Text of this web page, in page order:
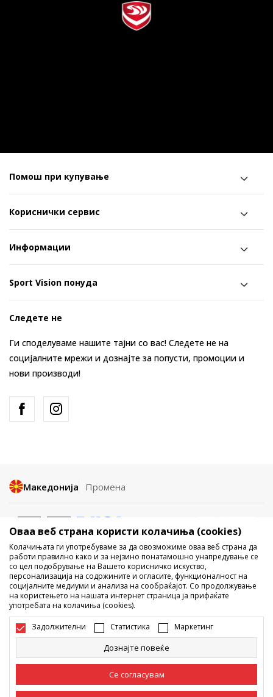
Помош при купување
Кориснички сервис
Информации
Sport Vision понуда
Следете не
Ги споделуваме нашите тајни со вас! Следете не на
социјалните мрежи и дознајте за попусти, промоции и
нови производи!
Македонија Промена
Не е дозволено превземање или користење на содржината од
интернет страните на Sport Vision, делумно или целосно a се
однесува на логоа, трговски марки, комерцијални содржини, ниту
истите да се отстапуваат на трети лица, јавно да се објавуваат или да
се користат за било какви цели, без писмена согласност од БДС.МК
ДООЕЛ.
Настојуваме да бидеме што попрецизни во описот на производот,
фотографијата и самата цена, но не можеме да гарантираме дака
сите информации се комплетни и без грешка. Сите прикажани
дека мораат да се достапни во секој момент. Достапноста на
производите може да ја проверите и на телефонскиот број 02 3055
Оваа веб страна користи колачиња (cookies)
Колачињата ги употребуваме за да овозможиме оваа веб страна да
работи правилно како и за нејзино понатамошно унапредување се
со цел подобрување на Вашето корисничко искуство,
персонализација на содржините и огласите, функционалност на
социјалните медиуми и анализа на сообраќајот. Со продолжување
на користењето на нашата интернет страница ја прифаќате
употребата на колачиња (cookies).
Задолжителни Статистика Маркетинг
Дознајте повеќе
Се согласувам